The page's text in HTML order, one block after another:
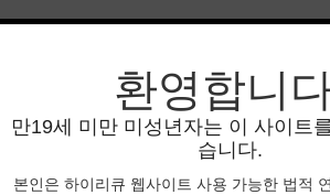
환영합니
만19세 미만 미성년자는 이 사이트
습니다.
본인은 하이리큐 웹사이트 사용 가능한 법적